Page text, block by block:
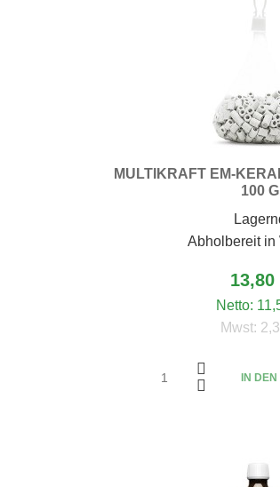
MULTIKRAFT EM-
100 G
Abholbereit in
13,80
Netto:
Mwst:
IN